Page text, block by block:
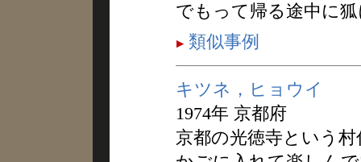
でもって帰る途中に
類似事例
キツネ，ヒョウイ
1974年 京都府
京都の光徳寺という